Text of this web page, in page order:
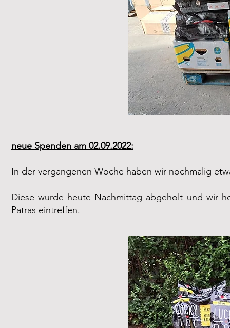
neue Spenden am 02.09.2022:
In der vergangenen Woche haben wir nochmalig
Diese wurde heute Nachmittag abgeholt und wir
Patras eintreffen.